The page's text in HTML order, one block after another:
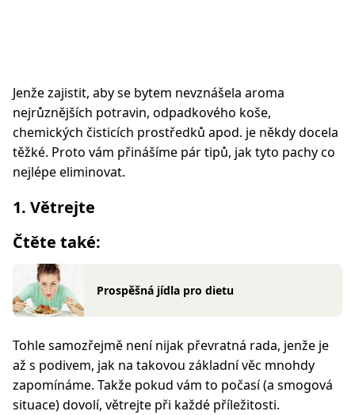
Jenže zajistit, aby se bytem nevznášela aroma
nejrůznějších potravin, odpadkového koše,
chemických čisticích prostředků apod. je někdy docela
těžké. Proto vám přinášíme pár tipů, jak tyto pachy co
nejlépe eliminovat.
1. Větrejte
Čtěte také:
Prospěšná jídla pro dietu
Tohle samozřejmě není nijak převratná rada, jenže je
až s podivem, jak na takovou základní věc mnohdy
zapomínáme. Takže pokud vám to počasí (a smogová
situace) dovolí, větrejte při každé příležitosti.